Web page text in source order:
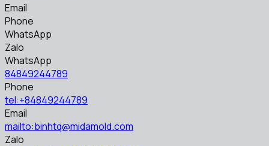
Email
Phone
WhatsApp
Zalo
WhatsApp
84849244789
Phone
tel:+84849244789
Email
mailto:binhtq@midamold.com
Zalo